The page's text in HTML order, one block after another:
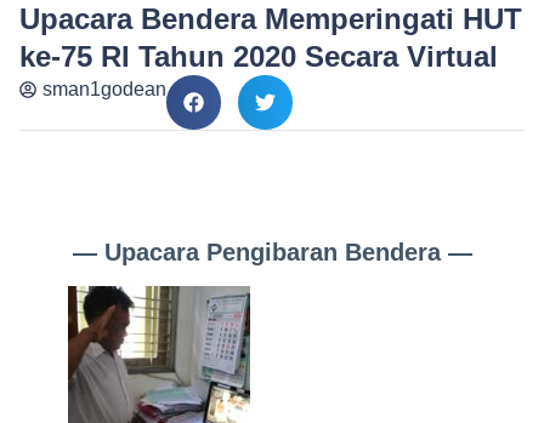
Upacara Bendera Memperingati HUT
ke-75 RI Tahun 2020 Secara Virtual
sman1godean
— Upacara Pengibaran Bendera —